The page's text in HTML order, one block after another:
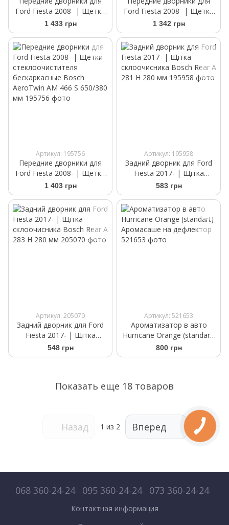
Ford Fiesta 2008- | Щетки
стеклоочистителя
бескаркасные Bosch
AeroTwin A 414 S 650/400
мм
1 433 грн
Ford Fiesta 2008- | Щетки
стеклоочистителя
бескаркасные Bosch
AeroTwin A 432 S 650/380
мм
1 342 грн
Артикул: 195756
Передние дворники для
Ford Fiesta 2008- | Щетки
стеклоочистителя
бескаркасные Bosch
AeroTwin AM 466 S 650/380
мм
1 403 грн
Артикул: 195958
Задний дворник для Ford
Fiesta 2017- | Щітка
склоочисника Bosch Rear A
281 H 280 мм
583 грн
Артикул: 205070
Задний дворник для Ford
Fiesta 2017- | Щітка
склоочисника Bosch Rear A
283 H 280 мм
548 грн
Артикул: 521653
Ароматизатор в авто
Hurricane Orange (standart)
Аромасаше на дефлектор
800 грн
Показать еще 18 товаров
Назад 1 из 2 Вперед
068 360-24-24 095 360-24-24 073 360-24-24
Контактная информация